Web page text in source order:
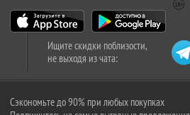
Ищите скидки поблизости,
не выходя из чата:
Сэкономьте до 90% при любых покупках